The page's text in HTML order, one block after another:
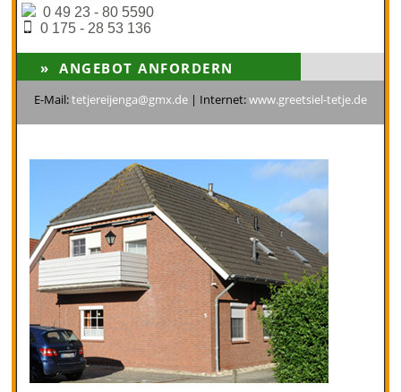
0 49 23 - 80 5590
0 175 - 28 53 136
E-Mail:tetjereijenga@gmx.de | Internet:www.greetsiel-tetje.de